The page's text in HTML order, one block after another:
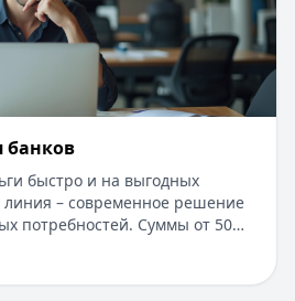
банков
быстро и на выгодных
линия – современное решение
потребностей. Суммы от 50
сроком до 10 лет. Одобрение
пакет документов.
средств частями и оплаты